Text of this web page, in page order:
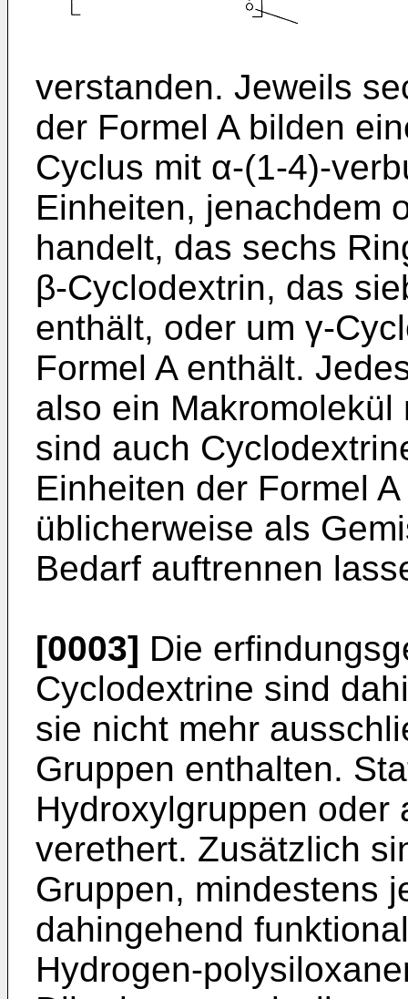
verstanden. Jeweils
der Formel A bilden
Cyclus mit α-(1-4)-
Einheiten, jenachdem
handelt, das sechs
β-Cyclodextrin, das
enthält, oder um γ-
Formel A enthält.
also ein Makromolekül
sind auch
Einheiten der Formel
üblicherweise als
Bedarf auftrennen
[0003] Die
Cyclodextrine sind
sie nicht mehr
Gruppen enthalten.
Hydroxylgruppen oder
verethert. Zusätzlich
Gruppen, mindestens
dahingehend
Hydrogen-